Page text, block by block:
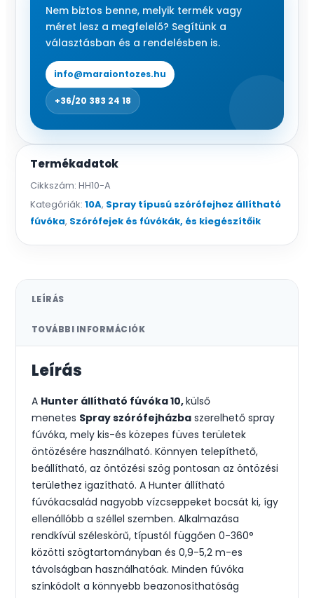
mennyiség
Nem biztos benne, melyik termék vagy
méret lesz a megfelelő? Segítünk a
választásban és a rendelésben is.
info@maraiontozes.hu
+36/20 383 24 18
Termékadatok
Cikkszám: HH10-A
Kategóriák: 10A, Spray típusú szórófejhez állítható
fúvóka, Szórófejek és fúvókák, és kiegészítőik
LEÍRÁS
TOVÁBBI INFORMÁCIÓK
Leírás
A Hunter állítható fúvóka 10,külső
menetes Spray szórófejházba szerelhető spray
fúvóka, mely kis-és közepes füves területek
öntözésére használható. Könnyen telepíthető,
beállítható, az öntözési szög pontosan az öntözési
területhez igazítható. A Hunter állítható
fúvókacsalád nagyobb vízcseppeket bocsát ki, így
ellenállóbb a széllel szemben. Alkalmazása
rendkívül széleskörű, típustól függően 0-360°
közötti szögtartományban és 0,9-5,2 m-es
távolságban használhatóak. Minden fúvóka
színkódolt a könnyebb beazonosíthatóság